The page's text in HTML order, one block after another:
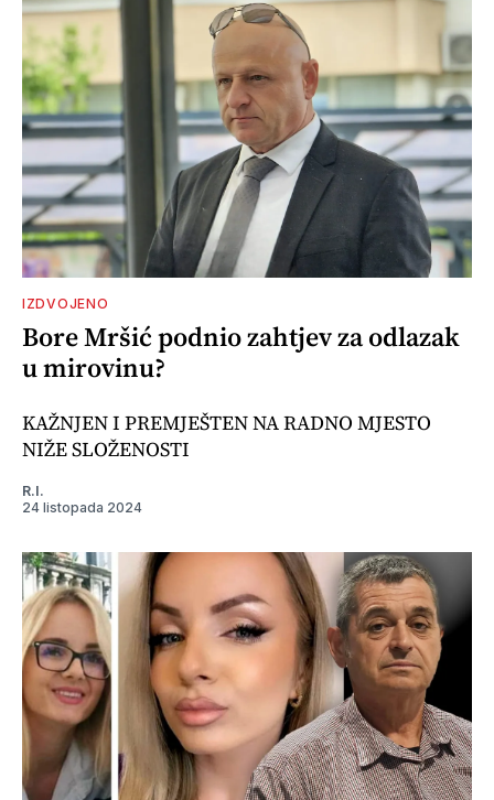
IZDVOJENO
Bore Mršić podnio zahtjev za odlazak
u mirovinu?
KAŽNJEN I PREMJEŠTEN NA RADNO MJESTO
NIŽE SLOŽENOSTI
R.I.
24 listopada 2024